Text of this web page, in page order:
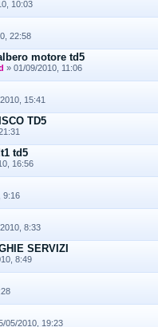
10:03
22:58
motore td5
» 01/09/2010, 11:06
15:41
TD5
td5
16:56
9:16
8:33
SERVIZI
8:49
05/2010, 19:23